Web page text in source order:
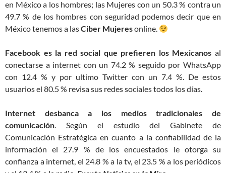
en México a los hombres; las Mujeres con un 50.3 % contra un
49.7 % de los hombres con seguridad podemos decir que en
México tenemos a lasCiber Mujeresonline.
Facebook es la red social que prefieren los Mexicanos al
conectarse a internet con un 74.2 % seguido por WhatsApp
con 12.4 % y por ultimo Twitter con un 7.4 %. De estos
usuarios el 80.5 % revisa sus redes sociales todos los días.
Internet desbanca a los medios tradicionales de
comunicación. Según el estudio del Gabinete de
Comunicación Estratégica en cuanto a la confiabilidad de la
información el 27.9 % de los encuestados le otorga su
confianza a internet, el 24.8 % a la tv, el 23.5 % a los periódicos